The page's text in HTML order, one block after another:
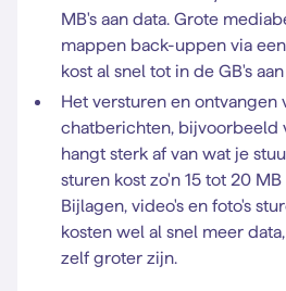
MB's aan data. Grote
mappen back-uppen via
kost al snel tot in de GB's
Het versturen en ontvangen
chatberichten, bijvoorbeeld
hangt sterk af van wat je
sturen kost zo'n 15 tot 20
Bijlagen, video's en foto's
kosten wel al snel meer
zelf groter zijn.